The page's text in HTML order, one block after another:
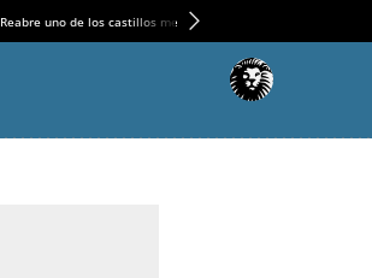
Reabre uno de los castillos medievales más espectaculares